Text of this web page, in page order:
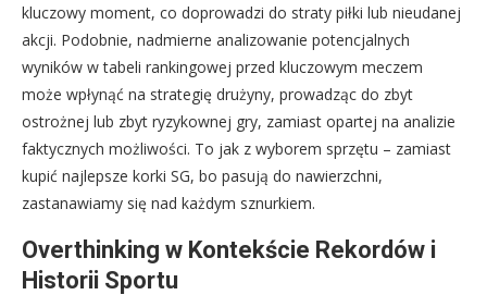
kluczowy moment, co doprowadzi do straty piłki lub nieudanej
akcji. Podobnie, nadmierne analizowanie potencjalnych
wyników w tabeli rankingowej przed kluczowym meczem
może wpłynąć na strategię drużyny, prowadząc do zbyt
ostrożnej lub zbyt ryzykownej gry, zamiast opartej na analizie
faktycznych możliwości. To jak z wyborem sprzętu – zamiast
kupić najlepsze korki SG, bo pasują do nawierzchni,
zastanawiamy się nad każdym sznurkiem.
Overthinking w Kontekście Rekordów i
Historii Sportu